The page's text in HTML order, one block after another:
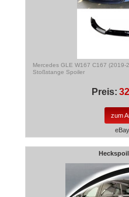
Mercedes GLE W167 C167
Stoßstange Spoiler
Preis:
zum